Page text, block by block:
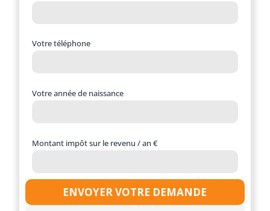
Votre téléphone
Votre année de naissance
Montant impôt sur le revenu / an €